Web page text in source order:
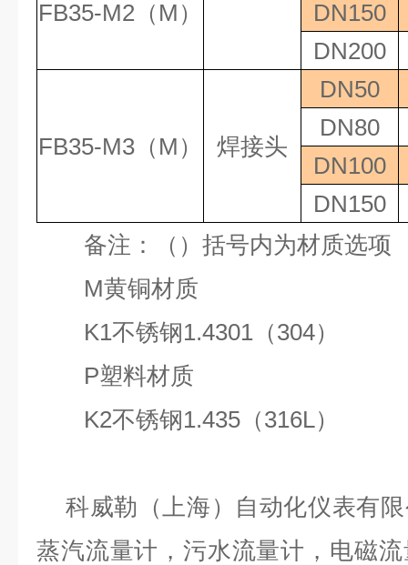
FB35-M2 （ M ）
DN150
DN200
FB35-M3 （ M ） 焊接头
DN50
DN80
DN100
DN150
备注：（）括号内为材质选项
M黄铜材质
K1不锈钢1.4301 （304）
P塑料材质
K2不锈钢1.435 （316L）
科威勒（上海）自动化仪表有
蒸汽流量计，污水流量计，电磁